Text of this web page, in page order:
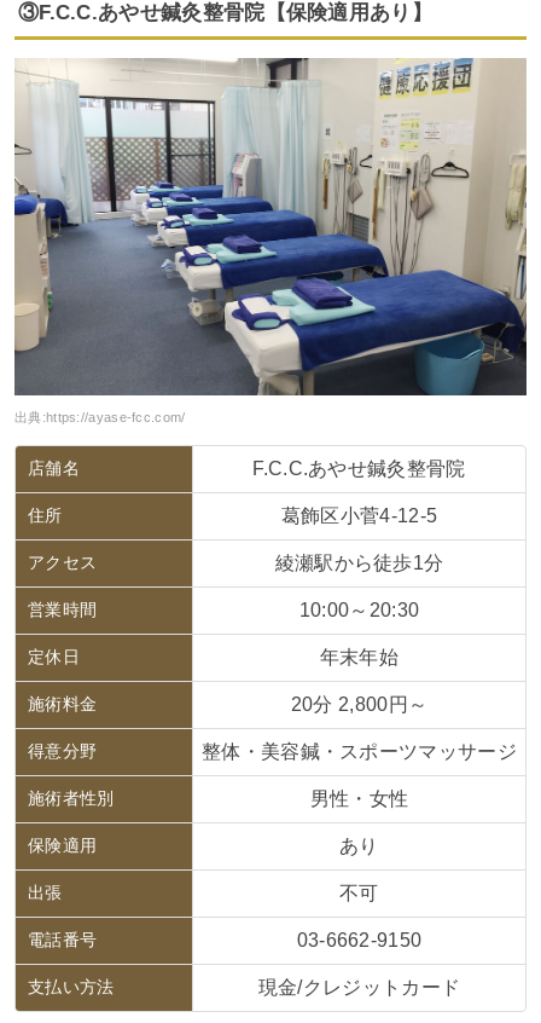
③F.C.C.あやせ鍼灸整骨院【保険適用あり】
出典:https://ayase-fcc.com/
店舗名 F.C.C.あやせ鍼灸整骨院
住所 葛飾区小菅4-12-5
アクセス 綾瀬駅から徒歩1分
営業時間 10:00～20:30
定休日 年末年始
施術料金 20分 2,800円～
得意分野 整体・美容鍼・スポーツマッサージ
施術者性別 男性・女性
保険適用 あり
出張 不可
電話番号 03-6662-9150
支払い方法 現金/クレジットカード